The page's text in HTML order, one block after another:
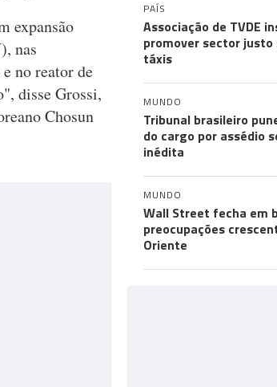
expansão
nas
no reator de
disse Grossi,
Chosun
PAÍS
Associação de TVDE
promover sector
táxis
MUNDO
Tribunal brasileiro
do cargo por assédio
inédita
MUNDO
Wall Street fecha em
preocupações
Oriente